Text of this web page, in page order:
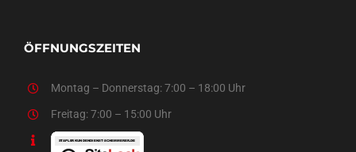
ÖFFNUNGSZEITEN
Montag – Donnerstag: 7:00 – 18:00 Uhr
Freitag: 7:00 – 15:00 Uhr